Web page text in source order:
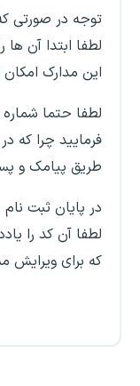
توجه در صورتی
لطفا ابتدا آن ها
این مدارک
لطفا حتما
فرمایید چرا که
طریق پیامک و
در پایان ثبت
لطفا آن کد را
که برای ویرایش